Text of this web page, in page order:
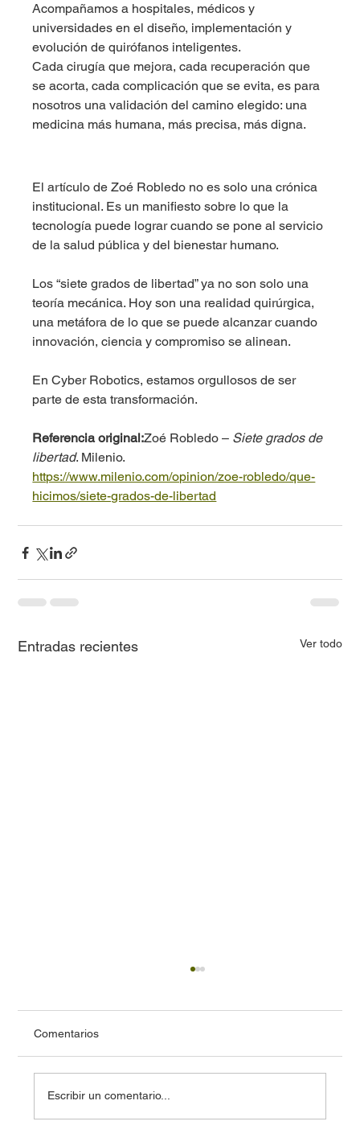
Acompañamos a hospitales, médicos y
universidades en el diseño, implementación y
evolución de quirófanos inteligentes.
Cada cirugía que mejora, cada recuperación que
se acorta, cada complicación que se evita, es para
nosotros una validación del camino elegido: una
medicina más humana, más precisa, más digna.
El artículo de Zoé Robledo no es solo una crónica
institucional. Es un manifiesto sobre lo que la
tecnología puede lograr cuando se pone al servicio
de la salud pública y del bienestar humano.
Los “siete grados de libertad” ya no son solo una
teoría mecánica. Hoy son una realidad quirúrgica,
una metáfora de lo que se puede alcanzar cuando
innovación, ciencia y compromiso se alinean.
En Cyber Robotics, estamos orgullosos de ser
parte de esta transformación.
Referencia original:Zoé Robledo – Siete grados de
libertad. Milenio.
https://www.milenio.com/opinion/zoe-robledo/que-
hicimos/siete-grados-de-libertad
Entradas recientes Ver todo
Comentarios
Escribir un comentario...